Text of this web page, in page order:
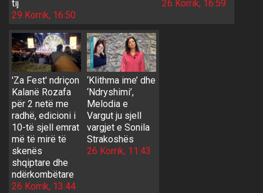
tij
29 Korrik, 16:50
26 Korrik, 16:59
'Za Fest' ndriçon
Kalanë Rozafa
për 2 netë me
radhë, edicioni i
10-të sjell emrat
më të mirë të
skenës
shqiptare dhe
ndërkombëtare
26 Korrik, 13:44
‘Klithma ime’ dhe
‘Ndryshimi’,
Melodia e
Vargut ju sjell
vargjet e Sonila
Strakoshës
26 Korrik, 11:43